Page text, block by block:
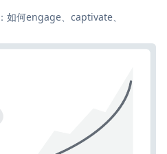
何engage、captivate、